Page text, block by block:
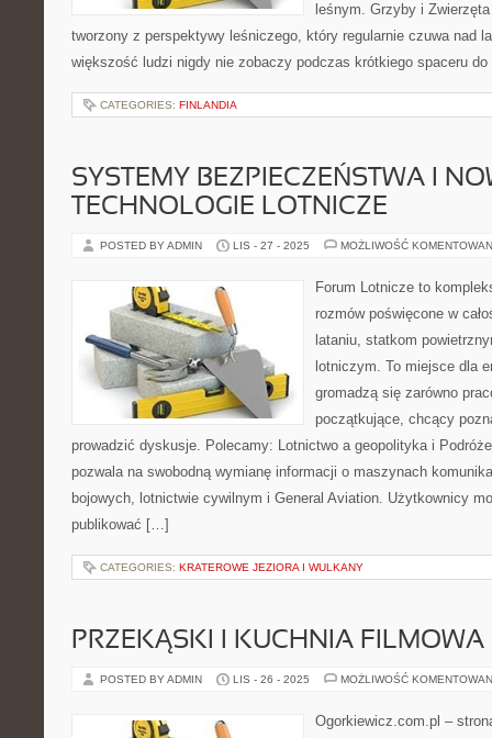
leśnym. Grzyby i
tworzony z perspektywy leśniczego, który regularnie czuwa nad
większość ludzi nigdy nie zobaczy podczas krótkiego spaceru
CATEGORIES: FINLANDIA
SYSTEMY BEZPIECZEŃSTWA I
TECHNOLOGIE LOTNICZE
POSTED BY ADMIN LIS - 27 - 2025 MOŻLIWOŚĆ
Forum Lotnicze to
rozmów poświęcone w
lataniu, statkom
lotniczym. To miejsce dla
gromadzą się zarówno
początkujące, chcący
prowadzić dyskusje. Polecamy: Lotnictwo a geopolityka i
pozwala na swobodną wymianę informacji o maszynach
bojowych, lotnictwie cywilnym i General Aviation. Użytkownicy
publikować […]
CATEGORIES: KRATEROWE JEZIORA I WULKANY
PRZEKĄSKI I KUCHNIA FILMOWA
POSTED BY ADMIN LIS - 26 - 2025 MOŻLIWOŚĆ
Ogorkiewicz.com.pl –